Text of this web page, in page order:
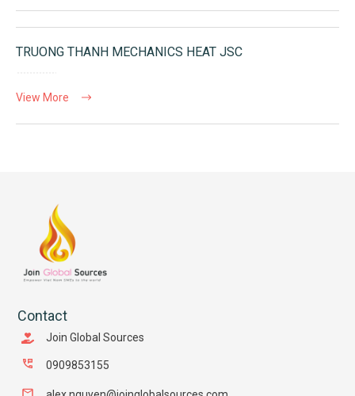
TRUONG THANH MECHANICS HEAT JSC
View More
Contact
Join Global Sources
0909853155